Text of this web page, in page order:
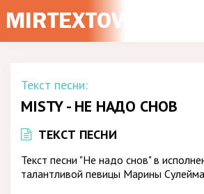
Текст песни:
MISTY - НЕ НАДО СНОВ
ТЕКСТ ПЕСНИ
Текст песни "Не надо снов" в
талантливой певицы Марины